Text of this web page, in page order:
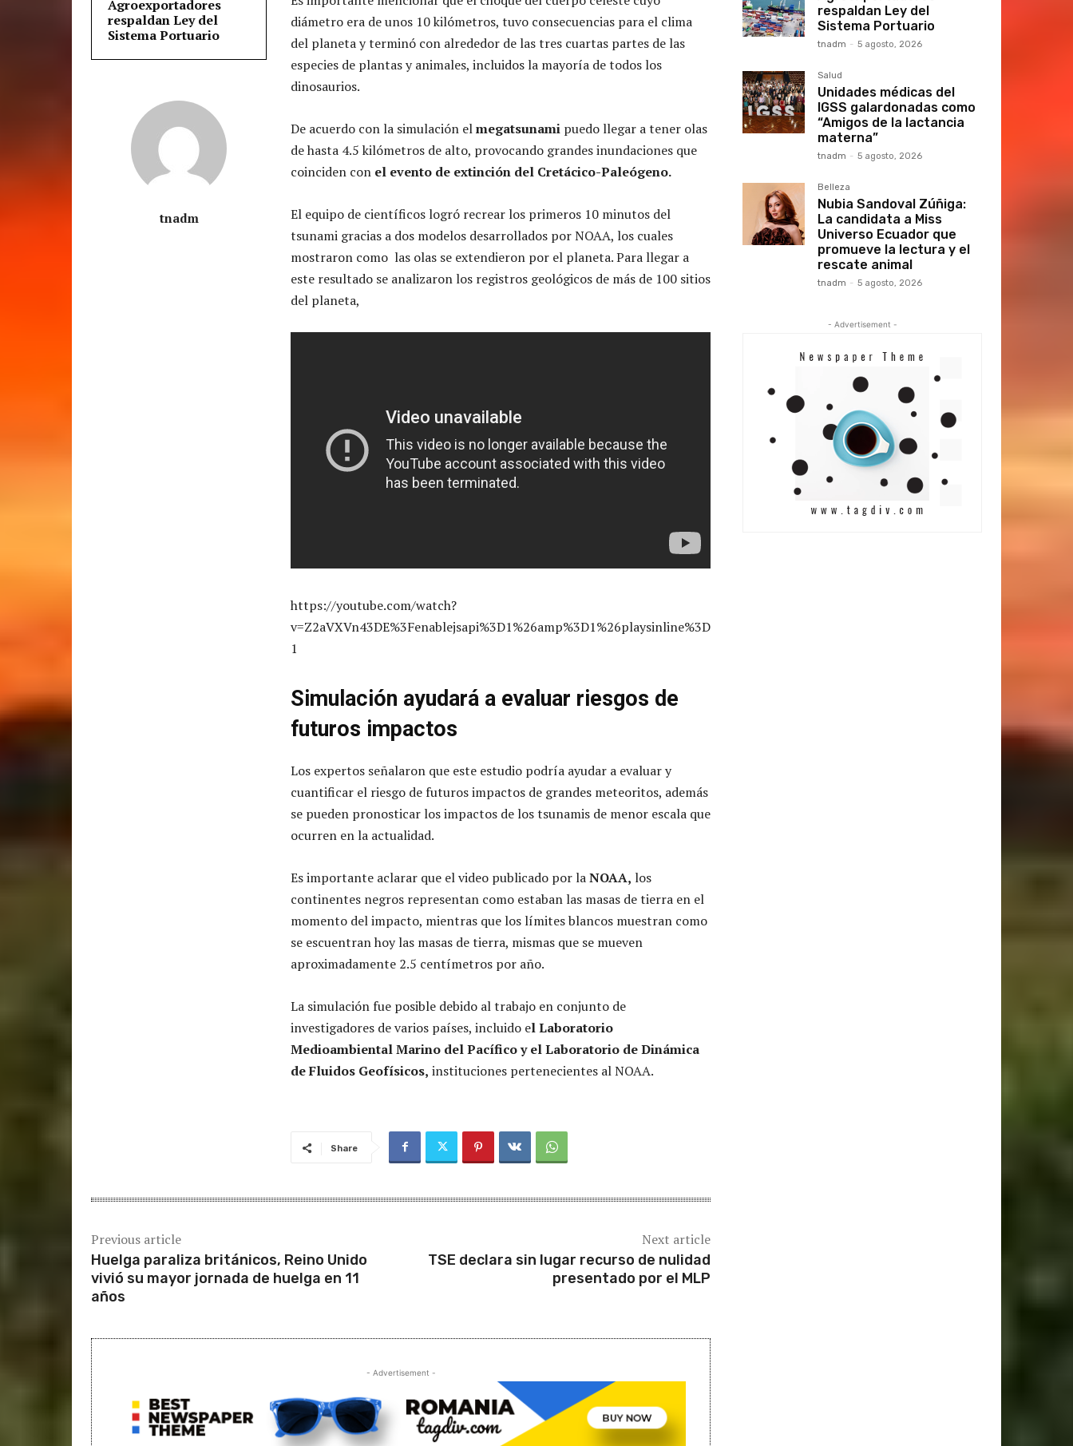
Agroexportadores
respaldan Ley del
Sistema Portuario
tnadm
diámetro era de unos 10 kilómetros, tuvo consecuencias para el clima
del planeta y terminó con alrededor de las tres cuartas partes de las
especies de plantas y animales, incluidos la mayoría de todos los
dinosaurios.
De acuerdo con la simulación elmegatsunami puedo llegar a tener olas
de hasta 4.5 kilómetros de alto, provocando grandes inundaciones que
coinciden con el evento de extinción del Cretácico-Paleógeno.
El equipo de científicos logró recrear los primeros 10 minutos del
tsunami gracias a dos modelos desarrollados por NOAA, los cuales
mostraron como las olas se extendieron por el planeta. Para llegar a
este resultado se analizaron los registros geológicos de más de 100 sitios
del planeta,
https://youtube.com/watch?
v=Z2aVXVn43DE%3Fenablejsapi%3D1%26amp%3D1%26playsinline%3D
1
Simulación ayudará a evaluar riesgos de
futuros impactos
Los expertos señalaron que este estudio podría ayudar a evaluar y
cuantificar el riesgo de futuros impactos de grandes meteoritos, además
se pueden pronosticar los impactos de los tsunamis de menor escala que
ocurren en la actualidad.
Es importante aclarar que el video publicado por laNOAA, los
continentes negros representan como estaban las masas de tierra en el
momento del impacto, mientras que los límites blancos muestran como
se escuentran hoy las masas de tierra, mismas que se mueven
aproximadamente 2.5 centímetros por año.
La simulación fue posible debido al trabajo en conjunto de
investigadores de varios países, incluido el Laboratorio
Medioambiental Marino del Pacífico y el Laboratorio de Dinámica
de Fluidos Geofísicos, instituciones pertenecientes al NOAA.
Share
Previous article
Huelga paraliza británicos, Reino Unido
vivió su mayor jornada de huelga en 11
años
Next article
TSE declara sin lugar recurso de nulidad
presentado por el MLP
- Advertisement -
respaldan Ley del
Sistema Portuario
tnadm - 5 agosto, 2026
Salud
Unidades médicas del
IGSS galardonadas como
“Amigos de la lactancia
materna”
tnadm - 5 agosto, 2026
Belleza
Nubia Sandoval Zúñiga:
La candidata a Miss
Universo Ecuador que
promueve la lectura y el
rescate animal
tnadm - 5 agosto, 2026
- Advertisement -